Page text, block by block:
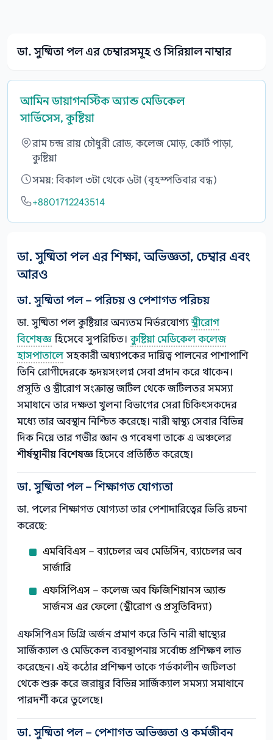
ডা. সুষ্মিতা পল এর চেম্বারসমূহ ও সিরিয়াল নাম্বার
আমিন ডায়াগনস্টিক অ্যান্ড মেডিকেল
সার্ভিসেস, কুষ্টিয়া
রাম চন্দ্র রায় চৌধুরী রোড, কলেজ মোড়, কোর্ট পাড়া,
কুষ্টিয়া
সময়: বিকাল ৩টা থেকে ৬টা (বৃহস্পতিবার বন্ধ)
+8801712243514
ডা. সুষ্মিতা পল এর শিক্ষা, অভিজ্ঞতা, চেম্বার এবং
আরও
ডা. সুষ্মিতা পল – পরিচয় ও পেশাগত পরিচয়
ডা. সুষ্মিতা পল কুষ্টিয়ার অন্যতম নির্ভরযোগ্য স্ত্রীরোগ
বিশেষজ্ঞ হিসেবে সুপরিচিত। কুষ্টিয়া মেডিকেল কলেজ
হাসপাতালে সহকারী অধ্যাপকের দায়িত্ব পালনের পাশাপাশি
তিনি রোগীদেরকে হৃদয়সংলগ্ন সেবা প্রদান করে থাকেন।
প্রসূতি ও স্ত্রীরোগ সংক্রান্ত জটিল থেকে জটিলতর সমস্যা
সমাধানে তার দক্ষতা খুলনা বিভাগের সেরা চিকিৎসকদের
মধ্যে তার অবস্থান নিশ্চিত করেছে। নারী স্বাস্থ্য সেবার বিভিন্ন
দিক নিয়ে তার গভীর জ্ঞান ও গবেষণা তাকে এ অঞ্চলের
শীর্ষস্থানীয় বিশেষজ্ঞহিসেবে প্রতিষ্ঠিত করেছে।
ডা. সুষ্মিতা পল – শিক্ষাগত যোগ্যতা
ডা. পলের শিক্ষাগত যোগ্যতা তার পেশাদারিত্বের ভিত্তি রচনা
করেছে:
এমবিবিএস – ব্যাচেলর অব মেডিসিন, ব্যাচেলর অব
সার্জারি
এফসিপিএস – কলেজ অব ফিজিশিয়ানস অ্যান্ড
সার্জনস এর ফেলো (স্ত্রীরোগ ও প্রসূতিবিদ্যা)
এফসিপিএস ডিগ্রি অর্জন প্রমাণ করে তিনি নারী স্বাস্থ্যের
সার্জিক্যাল ও মেডিকেল ব্যবস্থাপনায় সর্বোচ্চ প্রশিক্ষণ লাভ
করেছেন। এই কঠোর প্রশিক্ষণ তাকে গর্ভকালীন জটিলতা
থেকে শুরু করে জরায়ুর বিভিন্ন সার্জিক্যাল সমস্যা সমাধানে
পারদর্শী করে তুলেছে।
ডা. সুষ্মিতা পল – পেশাগত অভিজ্ঞতা ও কর্মজীবন